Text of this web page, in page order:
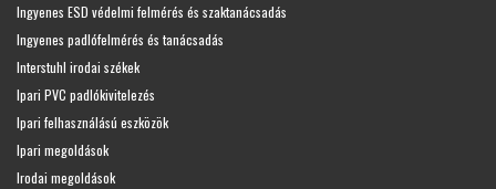
Ingyenes ESD védelmi felmérés és szaktanácsadás
Ingyenes padlófelmérés és tanácsadás
Interstuhl irodai székek
Ipari PVC padlókivitelezés
Ipari felhasználású eszközök
Ipari megoldások
Irodai megoldások